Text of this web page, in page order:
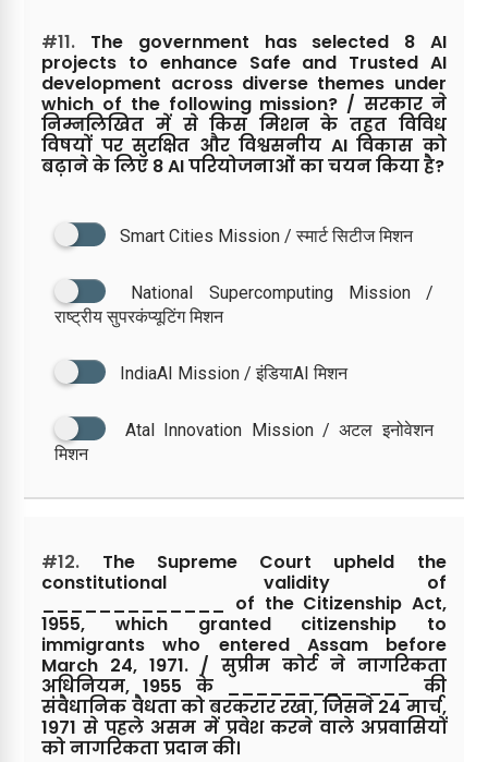
#11. The government has selected 8 AI
projects to enhance Safe and Trusted AI
development across diverse themes under
which of the following mission? / सरकार ने
निम्नलिखित में से किस मिशन के तहत विविध
विषयों पर सुरक्षित और विश्वसनीय AI विकास को
बढ़ाने के लिए 8 AI परियोजनाओं का चयन किया है?
Smart Cities Mission / स्मार्ट सिटीज मिशन
National Supercomputing Mission /
राष्ट्रीय सुपरकंप्यूटिंग मिशन
IndiaAI Mission / इंडियाAI मिशन
Atal Innovation Mission / अटल इनोवेशन
मिशन
#12. The Supreme Court upheld the
constitutional validity of
_____________ of the Citizenship Act,
1955, which granted citizenship to
immigrants who entered Assam before
March 24, 1971. / सुप्रीम कोर्ट ने नागरिकता
अधिनियम, 1955 के _____________ की
संवैधानिक वैधता को बरकरार रखा, जिसने 24 मार्च,
1971 से पहले असम में प्रवेश करने वाले अप्रवासियों
को नागरिकता प्रदान की।